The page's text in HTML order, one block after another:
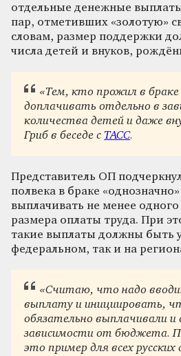
отдельные денежные
пар, отметивших «золотую»
словам, размер поддержки
числа детей и внуков,
«Тем, кто прожил в браке
доплачивать отдельно в
количества детей и даже
Гриб в беседе с ТАСС.
Представитель ОП
полвека в браке «однозначно»
выплачивать не менее
размера оплаты труда. При
такие выплаты должны быть
федеральном, так и на
«Считаю, что надо
выплату и инициировать,
обязательно выплачивали и
зависимости от бюджета.
это пример для всех русских